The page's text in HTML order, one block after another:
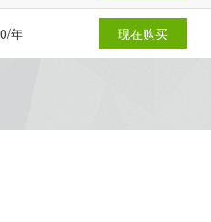
年 现在购买